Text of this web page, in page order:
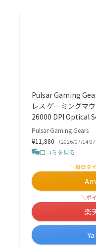
Pulsar Gaming
レス ゲーミングマ
26000 DPI Optical
Pulsar Gaming Gears
¥11,880
（2026/07/14
口コミを見る
＼毎日タ
＼ポ
楽